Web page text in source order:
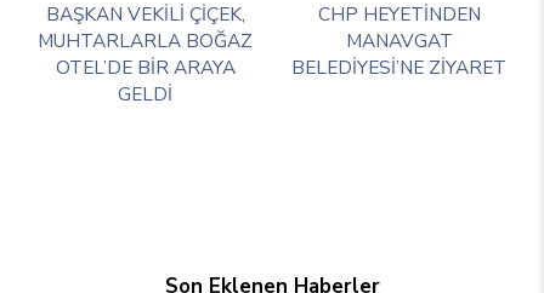
BAŞKAN VEKİLİ ÇİÇEK,
MUHTARLARLA BOĞAZ
OTEL’DE BİR ARAYA
GELDİ
CHP HEYETİNDEN
MANAVGAT
BELEDİYESİ’NE ZİYARET
Son Eklenen Haberler